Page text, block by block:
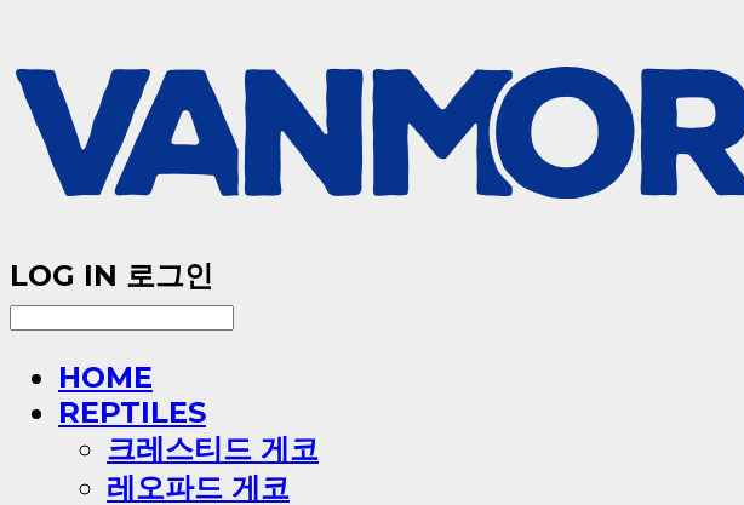
LOG IN 로그인
HOME
REPTILES
크레스티드 게코
레오파드 게코